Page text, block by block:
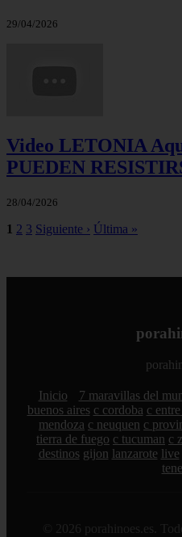
29/04/2026
Video LETONIA
PUEDEN
28/04/2026
1 2 3 Siguiente › Última »
Inicio 7 maravillas del
buenos aires c cordoba c
mendoza c neuquen c
tierra de fuego c tucuman c
destinos gijon lanzarote live
© 2026 porahinoes.es.